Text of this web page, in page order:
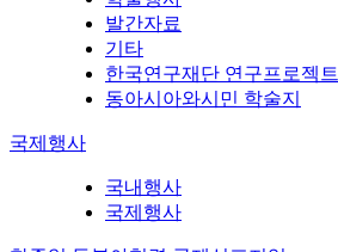
발간자료
기타
한국연구재단 연구프로젝트
동아시아와시민 학술지
국제행사
국내행사
국제행사